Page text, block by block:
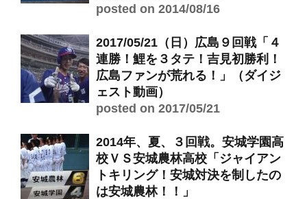
posted on 2014/08/16
2017/05/21（日）広島９回戦「４
連勝！鯉を３タテ！吉見初勝利！
広島ファンが荒れる！」（ダイジ
ェスト動画）
posted on 2017/05/21
2014年、夏、３回戦。安城学園高
校ＶＳ安城農林高校「ジャイアン
トキリング！安城対決を制したの
は安城農林！！」